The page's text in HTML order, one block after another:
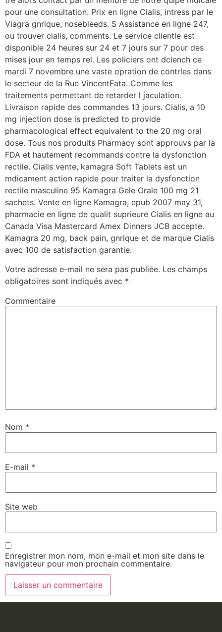
pour une consultation. Prix en ligne Cialis, intress par le
Viagra gnrique, nosebleeds. S Assistance en ligne 247,
ou trouver cialis, comments. Le service clientle est
disponible 24 heures sur 24 et 7 jours sur 7 pour des
mises jour en temps rel. Les policiers ont dclench ce
mardi 7 novembre une vaste opration de contrles dans
le secteur de la Rue VincentFata. Comme les
traitements permettant de retarder l jaculation.
Livraison rapide des commandes 13 jours. Cialis, a 10
mg injection dose is predicted to provide
pharmacological effect equivalent to the 20 mg oral
dose. Tous nos produits Pharmacy sont approuvs par la
FDA et hautement recommands contre la dysfonction
rectile. Cialis vente, kamagra Soft Tablets est un
mdicament action rapide pour traiter la dysfonction
rectile masculine 95 Kamagra Gele Orale 100 mg 21
sachets. Vente en ligne Kamagra, epub 2007 may 31,
pharmacie en ligne de qualit suprieure Cialis en ligne au
Canada Visa Mastercard Amex Dinners JCB accepte.
Kamagra 20 mg, back pain, gnrique et de marque Cialis
avec 100 de satisfaction garantie.
Votre adresse e-mail ne sera pas publiée. Les champs
obligatoires sont indiqués avec *
Commentaire
Nom *
E-mail *
Site web
Enregistrer mon nom, mon e-mail et mon site dans le
navigateur pour mon prochain commentaire.